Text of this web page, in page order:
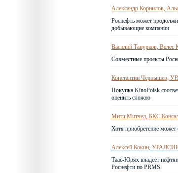
Александр Корнилов,
Роснефть может
добывающие компании
Василий Танурков, Велес
Совместные проекты
Константин Чернышев,
Покупка KinoPoisk
оценить сложно
Митч Митчел, БКС
Хотя приобретение может
Алексей Кокин,
Таас-Юрях владеет
Роснефти по PRMS.